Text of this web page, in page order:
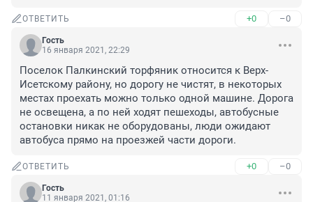
ОТВЕТИТЬ +0 –0
Гость
16 января 2021, 22:29
Поселок Палкинский торфяник относится к Верх-
Исетскому району, но дорогу не чистят, в некоторых
местах проехать можно только одной машине. Дорога
не освещена, а по ней ходят пешеходы, автобусные
остановки никак не оборудованы, люди ожидают
автобуса прямо на проезжей части дороги.
ОТВЕТИТЬ +0 –0
Гость
11 января 2021, 01:16